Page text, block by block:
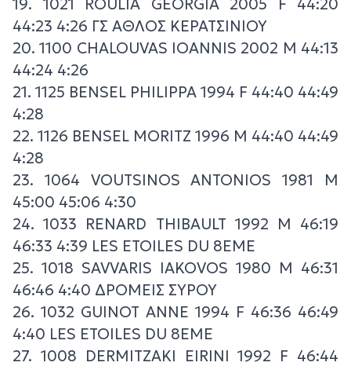
19. 1021 ROULIA GEORGIA 2005 F 44:20
44:23 4:26 ΓΣ ΑΘΛΟΣ ΚΕΡΑΤΣΙΝΙΟΥ
20. 1100 CHALOUVAS IOANNIS 2002 M 44:13
44:24 4:26
21. 1125 BENSEL PHILIPPA 1994 F 44:40 44:49
4:28
22. 1126 BENSEL MORITZ 1996 M 44:40 44:49
4:28
23. 1064 VOUTSINOS ANTONIOS 1981 M
45:00 45:06 4:30
24. 1033 RENARD THIBAULT 1992 M 46:19
46:33 4:39 LES ETOILES DU 8EME
25. 1018 SAVVARIS IAKOVOS 1980 M 46:31
46:46 4:40 ΔΡΟΜΕΙΣ ΣΥΡΟΥ
26. 1032 GUINOT ANNE 1994 F 46:36 46:49
4:40 LES ETOILES DU 8EME
27. 1008 DERMITZAKI EIRINI 1992 F 46:44